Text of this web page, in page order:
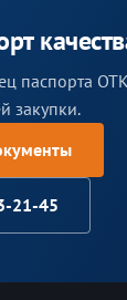
паспорта
закупки.
21-45